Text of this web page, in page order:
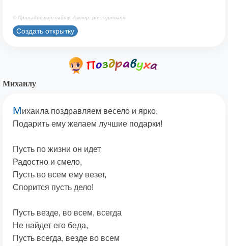
© Принадлежит сайту. Автор: pressgurmanio
Создать открытку
Михаилу
Михаила поздравляем весело и ярко,
Подарить ему желаем лучшие подарки!
Пусть по жизни он идет
Радостно и смело,
Пусть во всем ему везет,
Спорится пусть дело!
Пусть везде, во всем, всегда
Не найдет его беда,
Пусть всегда, везде во всем